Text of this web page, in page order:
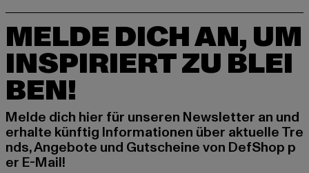
MELDE DICH AN, UM
INSPIRIERT ZU BLEI
BEN!
Melde dich hier für unseren Newsletter an und
erhalte künftig Informationen über aktuelle Tre
nds, Angebote und Gutscheine von DefShop p
er E-Mail!